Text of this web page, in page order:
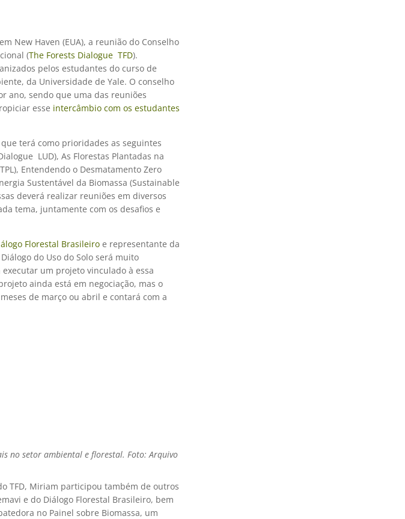
New Haven (EUA), a reunião do Conselho
(The Forests Dialogue  TFD).
pelos estudantes do curso de
da Universidade de Yale. O conselho
ano, sendo que uma das reuniões
esse intercâmbio com os estudantes
terá como prioridades as seguintes
 LUD), As Florestas Plantadas na
Entendendo o Desmatamento Zero
Sustentável da Biomassa (Sustainable
deverá realizar reuniões em diversos
tema, juntamente com os desafios e
Florestal Brasileiro e representante da
do Uso do Solo será muito
um projeto vinculado à essa
ainda está em negociação, mas o
de março ou abril e contará com a
no setor ambiental e florestal. Foto: Arquivo
TFD, Miriam participou também de outros
e do Diálogo Florestal Brasileiro, bem
no Painel sobre Biomassa, um